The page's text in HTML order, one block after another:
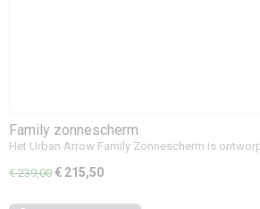
Family zonnescherm
Het Urban Arrow Family Zonnescherm is
€ 239,00 € 215,50